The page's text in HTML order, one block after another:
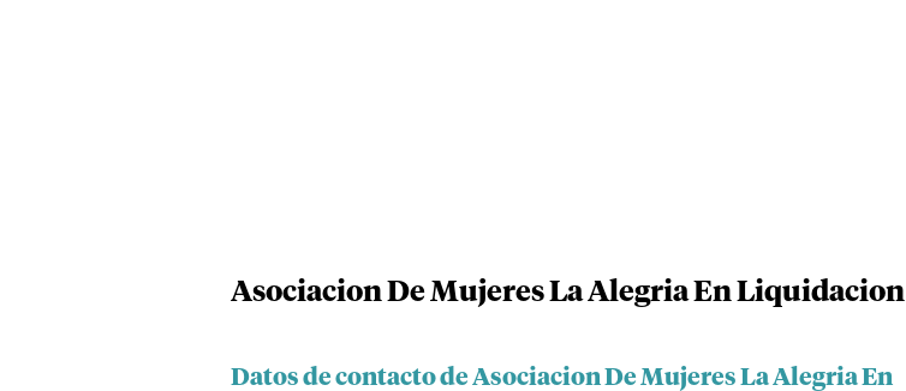
Asociacion De Mujeres La Alegria En Liquidacion
Datos de contacto de Asociacion De Mujeres La Alegria En